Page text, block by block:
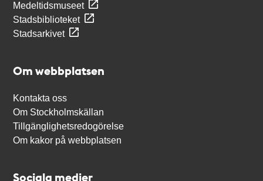
Medeltidsmuseet
Stadsbiblioteket
Stadsarkivet
Om webbplatsen
Kontakta oss
Om Stockholmskällan
Tillgänglighetsredogörelse
Om kakor på webbplatsen
Sociala medier